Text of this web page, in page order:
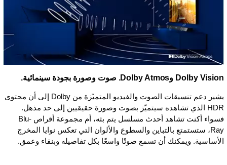
Dolby Vision وDolby Atmos. صوت وصورة بجودة سينمائية.
يشير دعم تنسيقات الصوت والفيديو المتميّزة من Dolby إلى أن محتوى
HDR الذي تشاهده سيتميّز بصوت وصورة حقيقيين إلى حد مذهل.
فسواء أكنت تشاهد أحدث مسلسل يتم بثه، أم مجموعة أقراص Blu-
Ray، ستستمتع بالتباين والسطوع والألوان التي تعكس نوايا المخرج
الأساسية. ويمكنك أن تسمع صوتًا واسعًا بكل تفاصيله وبنقاء وعمق.